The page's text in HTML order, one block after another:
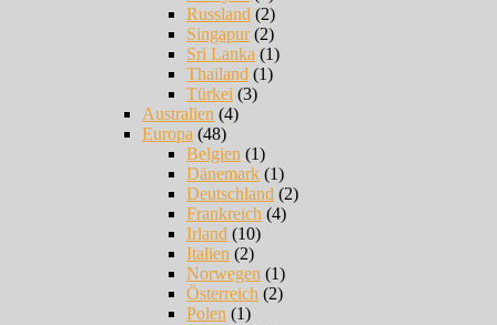
Russland (2)
Singapur(2)
Sri Lanka (1)
Thailand (1)
Türkei (3)
Australien (4)
Europa (48)
Belgien (1)
Dänemark (1)
Deutschland (2)
Frankreich (4)
Irland (10)
Italien (2)
Norwegen (1)
Österreich (2)
Polen (1)